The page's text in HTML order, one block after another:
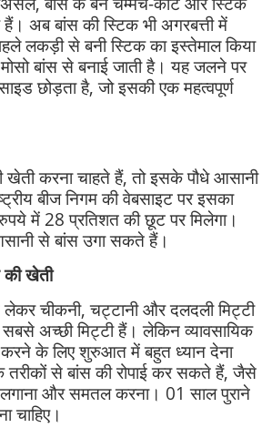
अब बांस की स्टिक भी अगरबत्ती में
लकड़ी से बनी स्टिक का इस्तेमाल किया
बांस से बनाई जाती है। यह जलने पर
छोड़ता है, जो इसकी एक महत्वपूर्ण
करना चाहते हैं, तो इसके पौधे आसानी
बीज निगम की वेबसाइट पर इसका
में 28 प्रतिशत की छूट पर मिलेगा।
से बांस उगा सकते हैं।
खेती
चीकनी, चट्टानी और दलदली मिट्टी
अच्छी मिट्टी हैं। लेकिन व्यावसायिक
के लिए शुरुआत में बहुत ध्यान देना
तरीकों से बांस की रोपाई कर सकते हैं, जैसे
और समतल करना। 01 साल पुराने
चाहिए।